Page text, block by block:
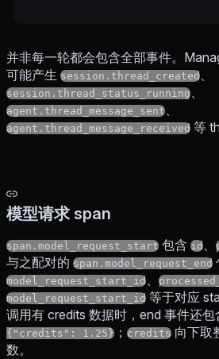
并非每一轮都会包含全部事件。
可能产生 session.thread_created、
session.thread_status_running、
agent.thread_message_sent、
agent.thread_message_received 等
模型请求 span
span.model_request_start 包含 id、
与之配对的 span.model_request_end
model_request_start_id、
model_request_start_id 等于对应
调用有 credits 数据时，end 事件还包
{"credits": 1.25} ； credits 向下取
数。